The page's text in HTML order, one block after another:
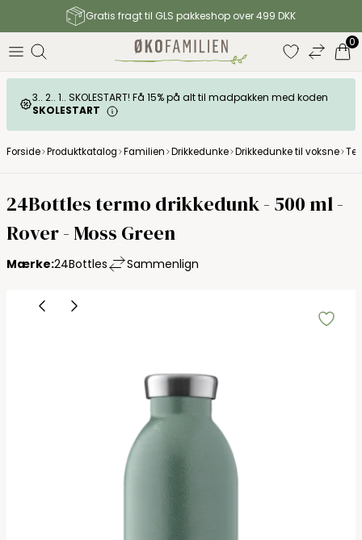
Gratis fragt til GLS pakkeshop over 499 DKK
0
3.. 2.. 1.. SKOLESTART! Få 15% på alt til madpakken med koden
SKOLESTART
Forside Produktkatalog Familien Drikkedunke Drikkedunke til voksne
24Bottles termo drikkedunk - 500 ml -
Rover - Moss Green
Mærke:24Bottles Sammenlign